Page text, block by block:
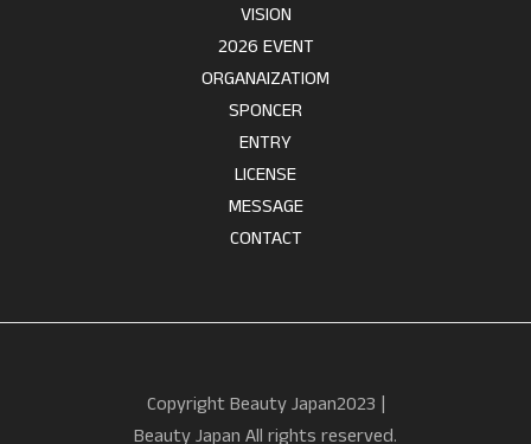
VISION
2026 EVENT
ORGANAIZATIOM
SPONCER
ENTRY
LICENSE
MESSAGE
CONTACT
Copyright Beauty Japan2023 |
Beauty Japan All rights reserved.